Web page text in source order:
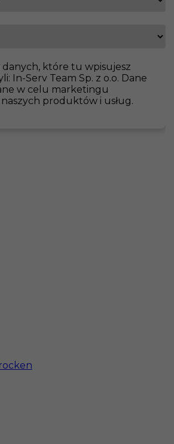
fliziarz praca za granicą
praca Niemcy
które tu wpisujesz
In-Serv Team Sp. z o.o. Dane
w celu marketingu
produktów i usług.